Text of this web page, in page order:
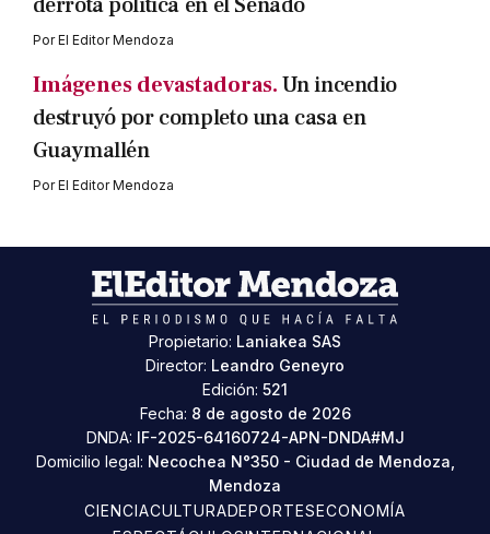
PorEl Editor Mendoza
Imágenes devastadoras.Un incendio
destruyó por completo una casa en
Guaymallén
PorEl Editor Mendoza
Propietario: Laniakea SAS
Director: Leandro Geneyro
Edición: 521
Fecha: 8 de agosto de 2026
DNDA: IF-2025-64160724-APN-DNDA#MJ
Domicilio legal: Necochea N°350 - Ciudad de Mendoza,
Mendoza
CIENCIACULTURADEPORTESECONOMÍA